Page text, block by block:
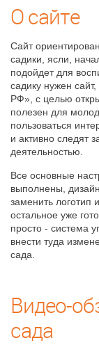
О сайте
Сайт
садики, ясли,
подойдет для
садику нужен
РФ», с целью
полезен для
пользоваться
и активно следят
деятельностью.
Все основные
выполнены,
заменить логотип
остальное уже
просто - система
внести туда
сада.
Видео-
сада